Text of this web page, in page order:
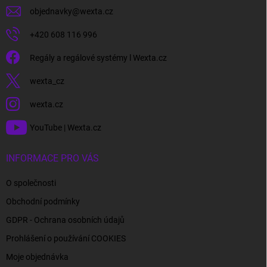
objednavky@wexta.cz
+420 608 116 996
Regály a regálové systémy l Wexta.cz
wexta_cz
wexta.cz
YouTube | Wexta.cz
INFORMACE PRO VÁS
O společnosti
Obchodní podmínky
GDPR - Ochrana osobních údajů
Prohlášení o používání COOKIES
Moje objednávka